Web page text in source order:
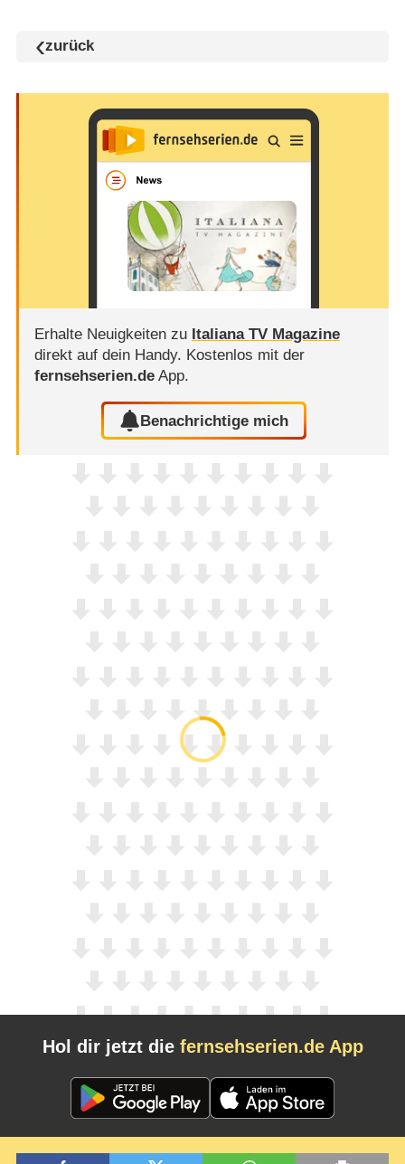
zurück
Erhalte Neuigkeiten zu Italiana TV Magazine
direkt auf dein Handy. Kostenlos mit der
fernsehserien.deApp.
Benachrichtige mich
Hol dir jetzt die fernsehserien.de App